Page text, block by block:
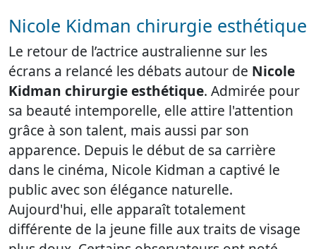
Nicole Kidman chirurgie esthétique
Le retour de l’actrice australienne sur les
écrans a relancé les débats autour de Nicole
Kidman chirurgie esthétique. Admirée pour
sa beauté intemporelle, elle attire l'attention
grâce à son talent, mais aussi par son
apparence. Depuis le début de sa carrière
dans le cinéma, Nicole Kidman a captivé le
public avec son élégance naturelle.
Aujourd'hui, elle apparaît totalement
différente de la jeune fille aux traits de visage